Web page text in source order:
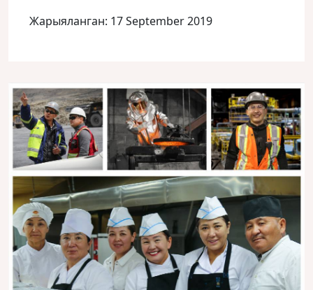
Жарыяланган: 17 September 2019